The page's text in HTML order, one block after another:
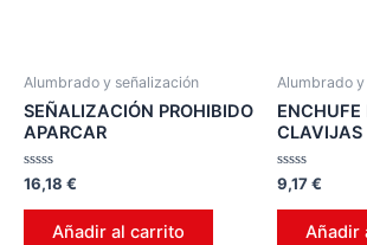
Alumbrado y señalización
SEÑALIZACIÓN PROHIBIDO
APARCAR
Valorado
en
0
16,18 €
Añadir al carrito
Alumbrado
CLAVIJAS
Valorado
en
0
9,17€
Añadir